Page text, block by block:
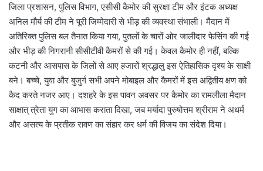
जिला प्रशासन, पुलिस विभाग, एसीसी कैमोर की सुरक्षा टीम और इंटक अध्यक्ष
अनिल मौर्य की टीम ने पूरी जिम्मेदारी से भीड़ की व्यवस्था संभाली। मैदान में
अतिरिक्त पुलिस बल तैनात किया गया, पुतलों के चारों ओर जालीदार फेसिंग की गई
और भीड़ की निगरानी सीसीटीवी कैमरों से की गई। केवल कैमोर ही नहीं, बल्कि
कटनी और आसपास के जिलों से आए हजारों श्रद्धालु इस ऐतिहासिक दृश्य के साक्षी
बने। बच्चे, युवा और बुजुर्ग सभी अपने मोबाइल और कैमरों में इस अद्वितीय क्षण को
कैद करते नजर आए। दशहरे के इस पावन अवसर पर कैमोर का रामलीला मैदान
साक्षात् त्रेता युग का आभास कराता दिखा, जब मर्यादा पुरुषोत्तम श्रीराम ने अधर्म
और असत्य के प्रतीक रावण का संहार कर धर्म की विजय का संदेश दिया।